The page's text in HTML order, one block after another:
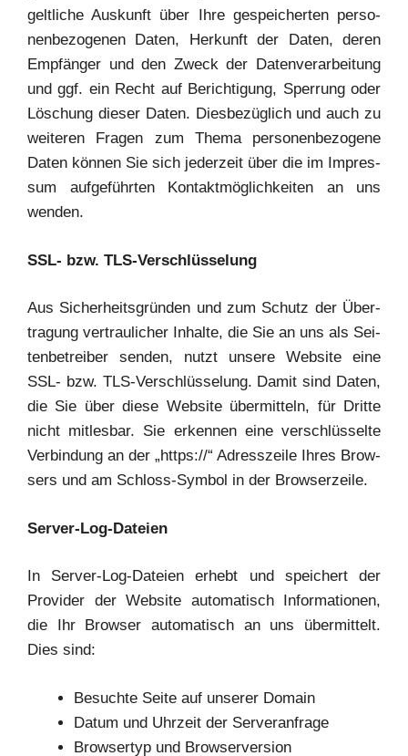
gelt­li­che Aus­kunft über Ihre gespei­cher­ten per­so­
nen­be­zo­ge­nen Daten, Her­kunft der Daten, deren
Emp­fän­ger und den Zweck der Daten­ver­ar­bei­tung
und ggf. ein Recht auf Berich­ti­gung, Sper­rung oder
Löschung die­ser Daten. Dies­be­züg­lich und auch zu
wei­te­ren Fra­gen zum The­ma per­so­nen­be­zo­ge­ne
Daten kön­nen Sie sich jeder­zeit über die im Impres­
sum auf­ge­führ­ten Kon­takt­mög­lich­kei­ten an uns
wenden.
SSL- bzw. TLS-Verschlüsselung
Aus Sicher­heits­grün­den und zum Schutz der Über­
tra­gung ver­trau­li­cher Inhal­te, die Sie an uns als Sei­
ten­be­trei­ber sen­den, nutzt unse­re Web­site eine
SSL- bzw. TLS-Ver­schlüs­se­lung. Damit sind Daten,
die Sie über die­se Web­site über­mit­teln, für Drit­te
nicht mit­les­bar. Sie erken­nen eine ver­schlüs­sel­te
Ver­bin­dung an der „https://“ Adress­zei­le Ihres Brow­
sers und am Schloss-Sym­bol in der Browserzeile.
Ser­ver-Log-Datei­en
In Ser­ver-Log-Datei­en erhebt und spei­chert der
Pro­vi­der der Web­site auto­ma­tisch Infor­ma­tio­nen,
die Ihr Brow­ser auto­ma­tisch an uns über­mit­telt.
Dies sind:
Besuch­te Sei­te auf unse­rer Domain
Datum und Uhr­zeit der Serveranfrage
Brow­ser­typ und Browserversion